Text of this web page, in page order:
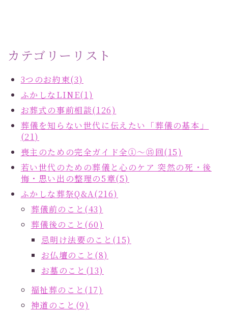
カテゴリーリスト
3つのお約束(3)
ふかしなLINE(1)
お葬式の事前相談(126)
葬儀を知らない世代に伝えたい「葬儀の基本」
(21)
喪主のための完全ガイド全①～⑮回(15)
若い世代のための葬儀と心のケア 突然の死・後
悔・思い出の整理の5章(5)
ふかしな葬祭Q&A(216)
葬儀前のこと(43)
葬儀後のこと(60)
忌明け法要のこと(15)
お仏壇のこと(8)
お墓のこと(13)
福祉葬のこと(17)
神道のこと(9)